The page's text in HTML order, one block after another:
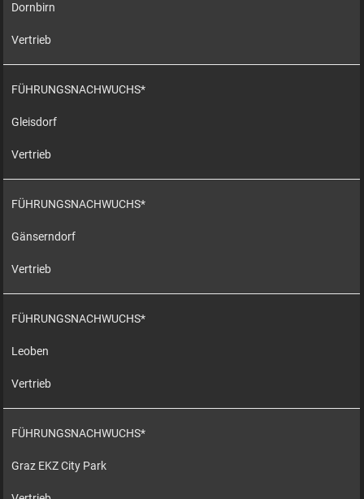
Dornbirn
Vertrieb
FÜHRUNGSNACHWUCHS*
Gleisdorf
Vertrieb
FÜHRUNGSNACHWUCHS*
Gänserndorf
Vertrieb
FÜHRUNGSNACHWUCHS*
Leoben
Vertrieb
FÜHRUNGSNACHWUCHS*
Graz EKZ City Park